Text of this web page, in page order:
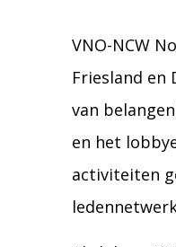
VNO-NCW
Friesland en
van
en het
activiteiten